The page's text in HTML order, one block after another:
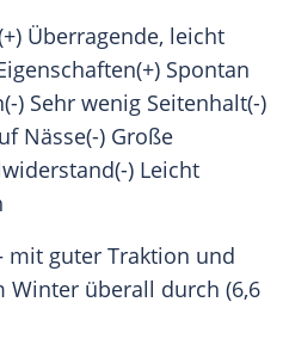
Überragende, leicht
Spontan
) Sehr wenig Seitenhalt(-)
Nässe(-) Große
) Leicht
mit guter Traktion und
Winter überall durch (6,6